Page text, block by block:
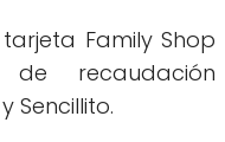
Family Shop
recaudación
Sencillito.